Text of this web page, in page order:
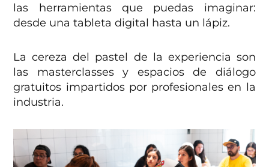
las herramientas que puedas imaginar:
desde una tableta digital hasta un lápiz.
La cereza del pastel de la experiencia son
las masterclasses y espacios de diálogo
gratuitos impartidos por profesionales en la
industria.